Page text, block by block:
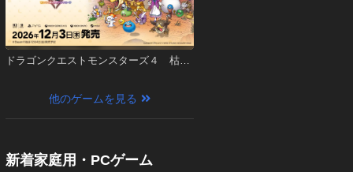
ドラゴンクエストモンスターズ４ 枯れ
他のゲームを見る
新着家庭用・PCゲーム